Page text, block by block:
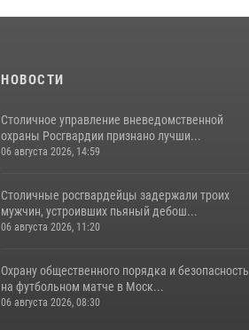
НОВОСТИ
Столичное управление вневедомственной
охраны Росгвардии признано лучши...
06 августа 2026, 14:59
Столичные росгвардейцы задержали троих
мужчин, устроивших пьяный дебош...
06 августа 2026, 11:20
Охрану общественного порядка и безопасность
на футбольном матче в Моск...
06 августа 2026, 08:30